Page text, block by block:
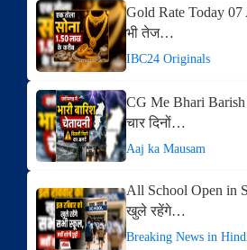
Gold Rate Today
भी तेज…
IBC24 Originals
CG Me Bhari
चार दिनों…
Aaj ka Mausam
All School Open in
खुले रहेंगे…
Breaking News in